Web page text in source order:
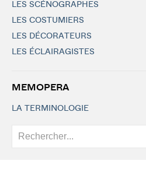
LES SCÉNOGRAPHES
LES COSTUMIERS
LES DÉCORATEURS
LES ÉCLAIRAGISTES
MEMOPERA
LA TERMINOLOGIE